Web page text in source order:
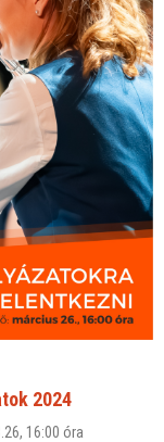
2024
16:00 óra